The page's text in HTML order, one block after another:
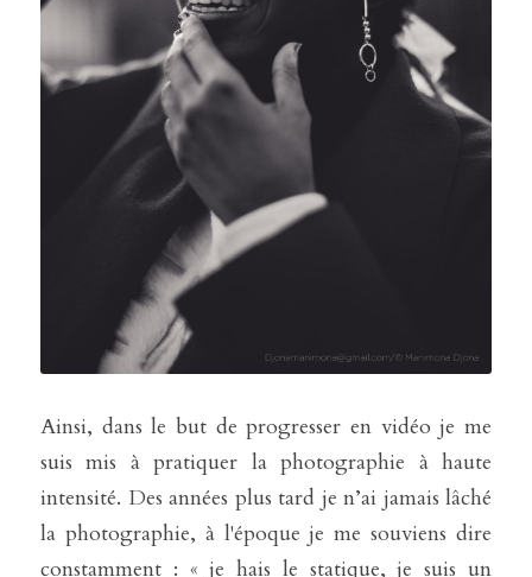
Ainsi, dans le but de progresser en vidéo je me
suis mis à pratiquer la photographie à haute
intensité. Des années plus tard je n’ai jamais lâché
la photographie, à l'époque je me souviens dire
constamment : « je hais le statique, je suis un